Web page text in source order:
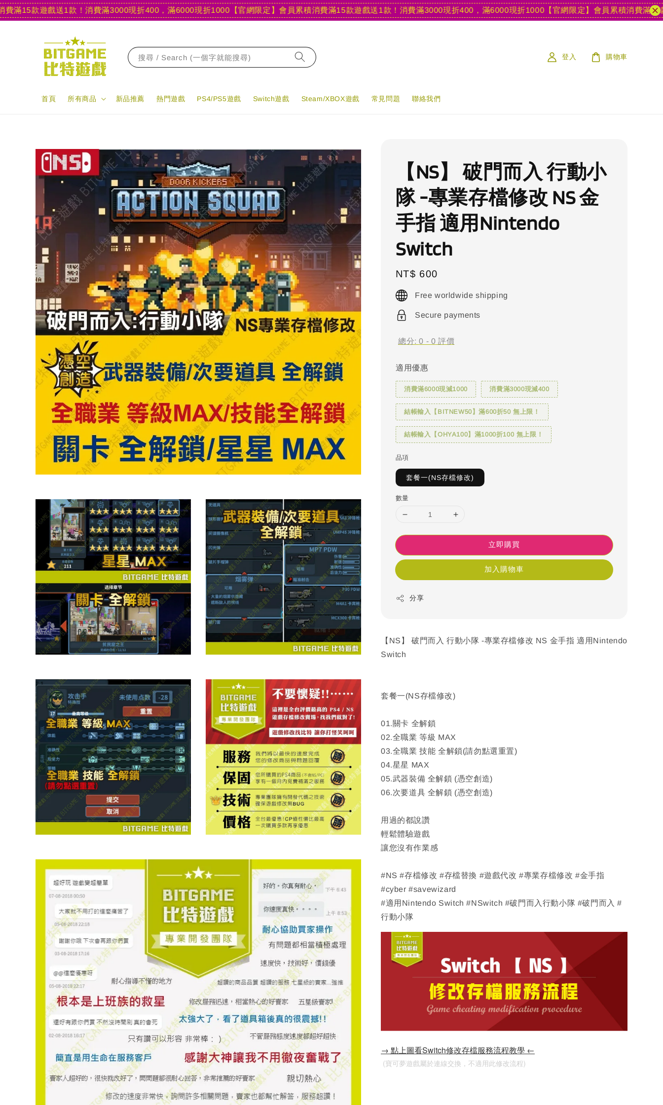
款遊戲送1款！消費滿3000現折400，滿6000現折1000【官網限定】會員累積消費滿15款遊戲送1款！消費滿3000現折400，滿6000現折1000【官網限定】會員累積消費滿15款遊
搜尋 / Search (一個字就能搜尋)
首頁 所有商品 新品推薦 熱門遊戲 PS4/PS5遊戲 Switch遊戲 Steam/XBOX遊戲 常見問題 聯絡我們
登入 購物車
【NS】 破門而入 行動小
隊 -專業存檔修改 NS 金
手指 適用Nintendo
Switch
Regular
price
NT$ 600
Free worldwide shipping
Secure payments
總分:0 - 0 評價
適用優惠
消費滿6000現減1000 消費滿3000現減400
結帳輸入【BITNEW50】滿600折50 無上限！
結帳輸入【OHYA100】滿1000折100 無上限！
品項
套餐一(NS存檔修改)
數量
立即購買
加入購物車
分享
【NS】 破門而入 行動小隊 -專業存檔修改 NS 金手指 適用Nintendo
Switch
套餐一(NS存檔修改)
01.關卡 全解鎖
02.全職業 等級 MAX
03.全職業 技能 全解鎖(請勿點選重置)
04.星星 MAX
05.武器裝備 全解鎖 (憑空創造)
06.次要道具 全解鎖 (憑空創造)
用過的都說讚
輕鬆體驗遊戲
讓您沒有作業感
#NS #存檔修改 #存檔替換 #遊戲代改 #專業存檔修改 #金手指
#cyber #savewizard
#適用Nintendo Switch #NSwitch #破門而入行動小隊 #破門而入 #
行動小隊
→ 點上圖看Switch修改存檔服務流程教學 ←
(寶可夢遊戲屬於連線交換，不適用此修改流程)